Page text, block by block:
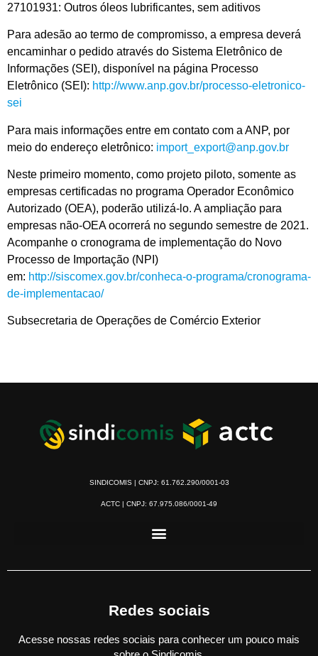
27101931: Outros óleos lubrificantes, sem aditivos
Para adesão ao termo de compromisso, a empresa deverá
encaminhar o pedido através do Sistema Eletrônico de
Informações (SEI), disponível na página Processo
Eletrônico (SEI): http://www.anp.gov.br/processo-eletronico-
sei
Para mais informações entre em contato com a ANP, por
meio do endereço eletrônico: import_export@anp.gov.br
Neste primeiro momento, como projeto piloto, somente as
empresas certificadas no programa Operador Econômico
Autorizado (OEA), poderão utilizá-lo. A ampliação para
empresas não-OEA ocorrerá no segundo semestre de 2021.
Acompanhe o cronograma de implementação do Novo
Processo de Importação (NPI)
em: http://siscomex.gov.br/conheca-o-programa/cronograma-
de-implementacao/
Subsecretaria de Operações de Comércio Exterior
SINDICOMIS | CNPJ: 61.762.290/0001-03
ACTC | CNPJ: 67.975.086/0001-49
Redes sociais
Acesse nossas redes sociais para conhecer um pouco mais